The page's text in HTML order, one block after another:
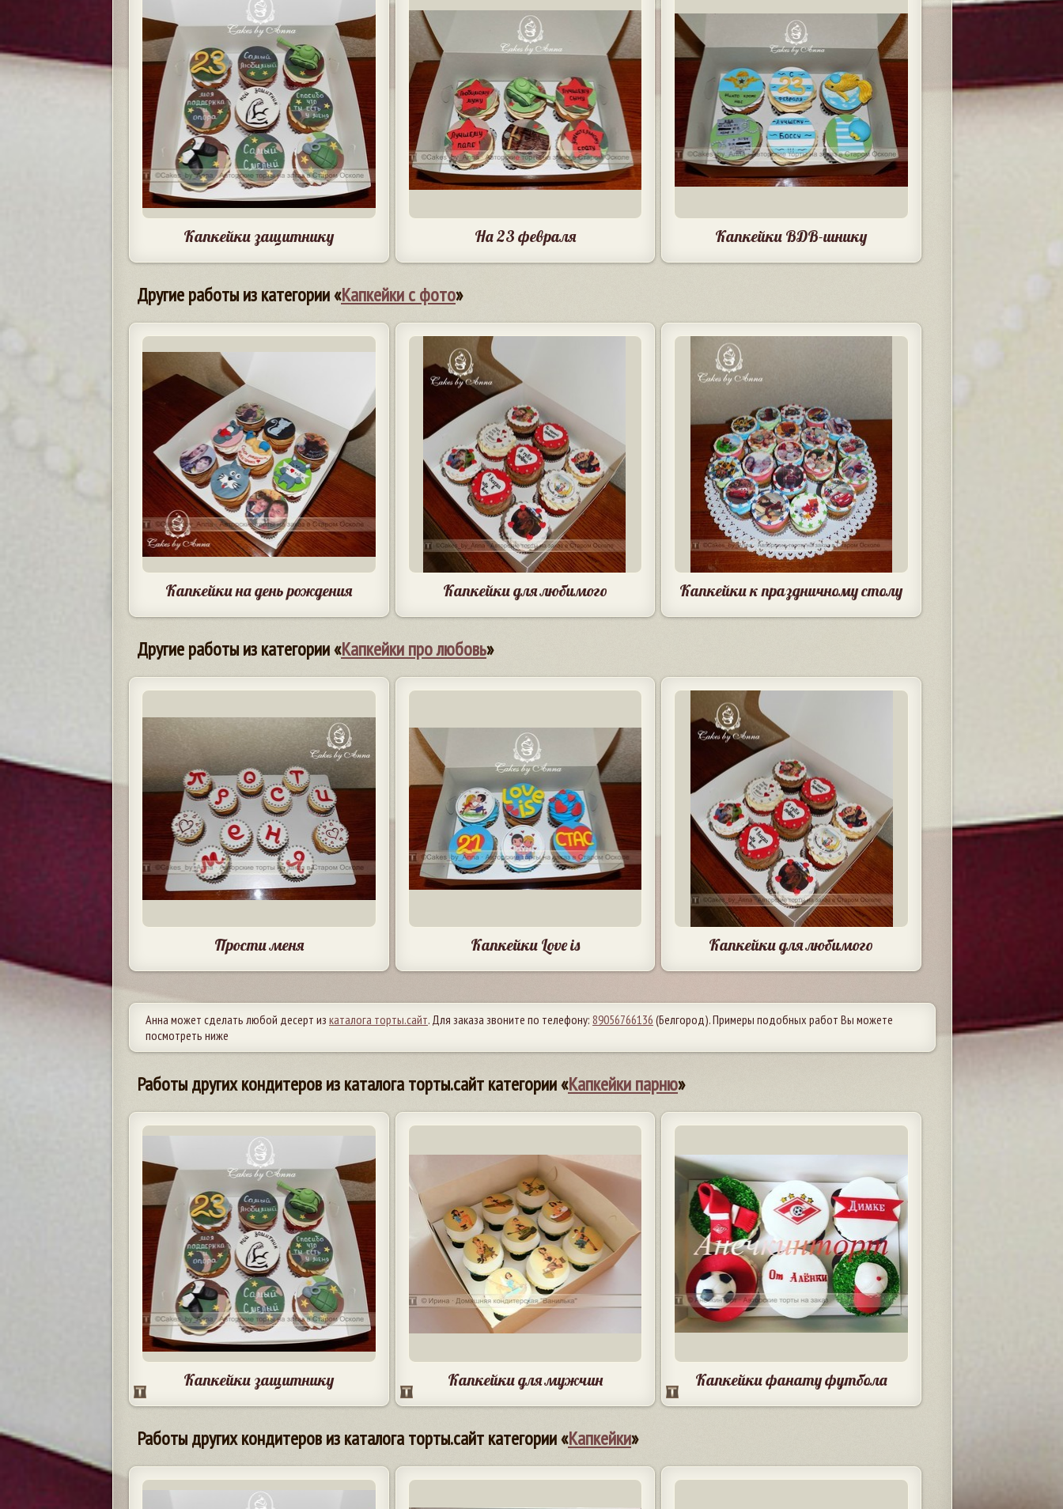
Капкейки защитнику На 23 февраля Капкейки ВДВ-шнику
Другие работы из категории «Капкейки с фото»
Капкейки на день рождения Капкейки для любимого Капкейки к праздничному столу
Другие работы из категории «Капкейки про любовь»
Прости меня Капкейки Love is Капкейки для любимого
Анна может сделать любой десерт из каталога торты.сайт. Для заказа звоните по телефону: 89056766136 (Белгород). Примеры подобных работ Вы можете
посмотреть ниже
Работы других кондитеров из каталога торты.сайт категории «Капкейки парню»
Капкейки защитнику Капкейки для мужчин Капкейки фанату футбола
Работы других кондитеров из каталога торты.сайт категории «Капкейки»